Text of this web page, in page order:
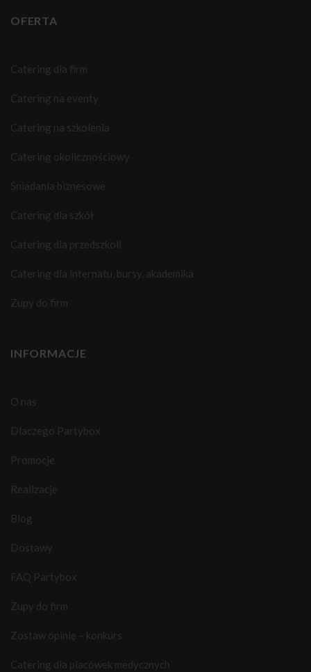
OFERTA
Catering dla firm
Catering na eventy
Catering na szkolenia
Catering okolicznościowy
Śniadania biznesowe
Catering dla szkół
Catering dla przedszkoli
Catering dla internatu, bursy, akademika
Zupy do firm
INFORMACJE
O nas
Dlaczego Partybox
Promocje
Realizacje
Blog
Dostawy
FAQ Partybox
Zupy do firm
Zostaw opinię – konkurs
Catering dla placówek medycznych